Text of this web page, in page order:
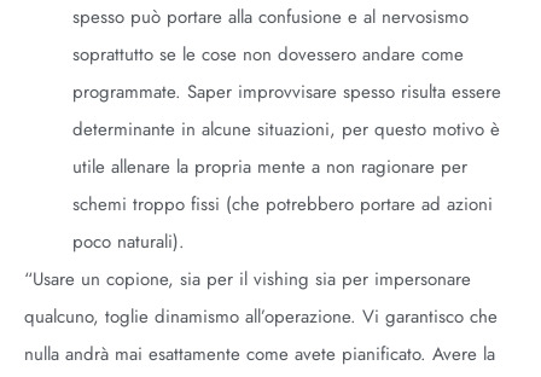
spesso può portare alla confusione e al nervosismo
soprattutto se le cose non dovessero andare come
programmate. Saper improvvisare spesso risulta essere
determinante in alcune situazioni, per questo motivo è
utile allenare la propria mente a non ragionare per
schemi troppo fissi (che potrebbero portare ad azioni
poco naturali).
“Usare un copione, sia per il vishing sia per impersonare
qualcuno, toglie dinamismo all’operazione. Vi garantisco che
nulla andrà mai esattamente come avete pianificato. Avere la